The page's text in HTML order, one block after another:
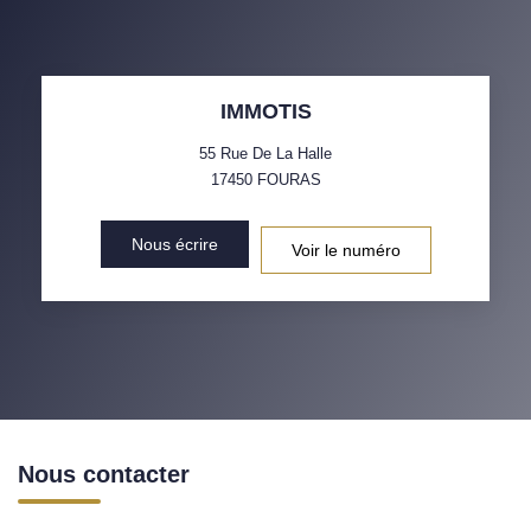
IMMOTIS
55 Rue De La Halle
17450 FOURAS
Nous écrire Voir le numéro
Nous contacter